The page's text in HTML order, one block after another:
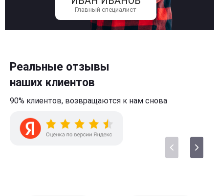
Главный специалист
Реальные отзывы
наших клиентов
90% клиентов, возвращаются к нам снова